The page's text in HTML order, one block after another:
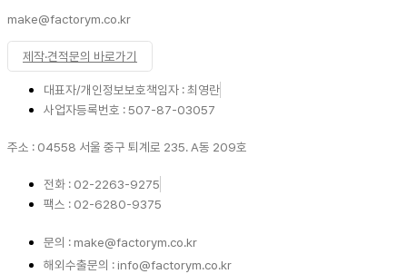
make@factorym.co.kr
제작·견적문의 바로가기
대표자/개인정보보호책임자 : 최영란
사업자등록번호 : 507-87-03057
주소 : 04558 서울 중구 퇴계로 235. A동 209호
전화 : 02-2263-9275
팩스 : 02-6280-9375
문의 : make@factorym.co.kr
해외수출문의 : info@factorym.co.kr